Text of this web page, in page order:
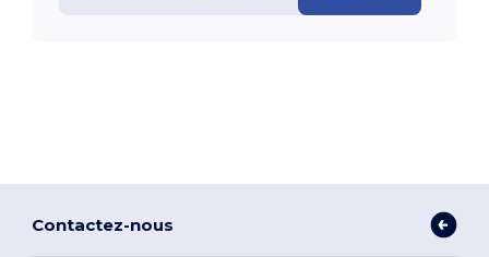
Contactez-nous